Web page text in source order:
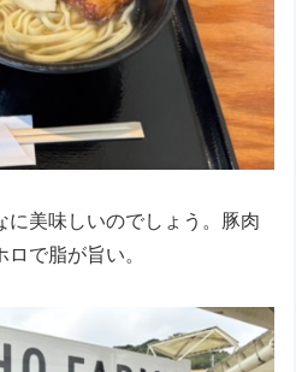
に美味しいのでしょう。豚肉
で脂が旨い。